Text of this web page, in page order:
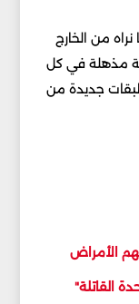
من الخارج
مذهلة في كل
جديدة من
الأمراض
القاتلة"